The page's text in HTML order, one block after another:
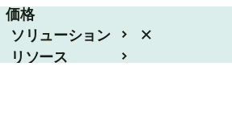
価格
ソリューション
リソース